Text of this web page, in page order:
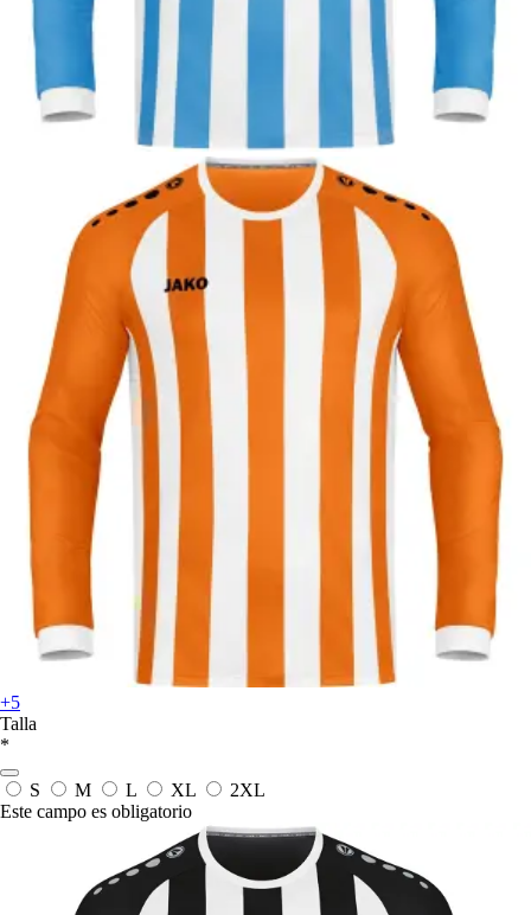
+5
Talla
*
S M L XL
2XL
Este campo es obligatorio